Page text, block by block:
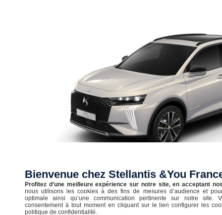
Neuf
DS 7
Bienvenue chez Stellantis &You
Profitez d’une meilleure expérience sur notre site, en acceptant
nous utilisons les cookies à des fins de mesures d’audience et
optimale ainsi qu’une communication pertinente sur notre site.
consentement à tout moment en cliquant sur le lien configurer les
politique de confidentialité.